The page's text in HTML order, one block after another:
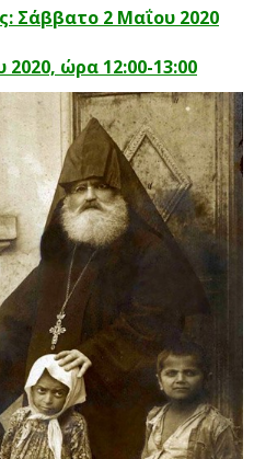
Σάββατο 2 Μαΐου 2020
2020, ώρα 12:00-13:00